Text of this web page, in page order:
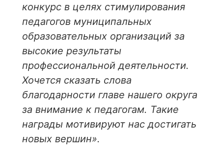
конкурс в целях стимулирования
педагогов муниципальных
образовательных организаций за
высокие результаты
профессиональной деятельности.
Хочется сказать слова
благодарности главе нашего округа
за внимание к педагогам. Такие
награды мотивируют нас достигать
новых вершин».